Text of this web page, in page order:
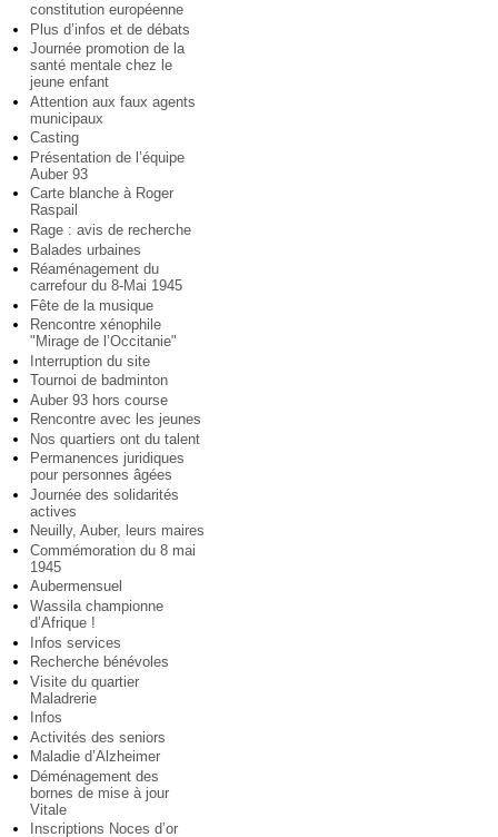
constitution européenne
Plus d’infos et de débats
Journée promotion de la
santé mentale chez le
jeune enfant
Attention aux faux agents
municipaux
Casting
Présentation de l’équipe
Auber 93
Carte blanche à Roger
Raspail
Rage : avis de recherche
Balades urbaines
Réaménagement du
carrefour du 8-Mai 1945
Fête de la musique
Rencontre xénophile
"Mirage de l’Occitanie"
Interruption du site
Tournoi de badminton
Auber 93 hors course
Rencontre avec les jeunes
Nos quartiers ont du talent
Permanences juridiques
pour personnes âgées
Journée des solidarités
actives
Neuilly, Auber, leurs maires
Commémoration du 8 mai
1945
Aubermensuel
Wassila championne
d’Afrique !
Infos services
Recherche bénévoles
Visite du quartier
Maladrerie
Infos
Activités des seniors
Maladie d’Alzheimer
Déménagement des
bornes de mise à jour
Vitale
Inscriptions Noces d’or